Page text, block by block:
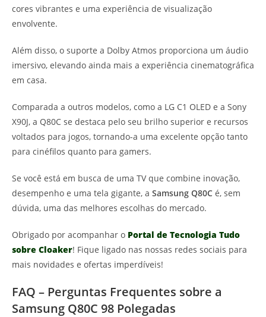
cores vibrantes e uma experiência de visualização
envolvente.
Além disso, o suporte a Dolby Atmos proporciona um áudio
imersivo, elevando ainda mais a experiência cinematográfica
em casa.
Comparada a outros modelos, como a LG C1 OLED e a Sony
X90J, a Q80C se destaca pelo seu brilho superior e recursos
voltados para jogos, tornando-a uma excelente opção tanto
para cinéfilos quanto para gamers.
Se você está em busca de uma TV que combine inovação,
desempenho e uma tela gigante, a Samsung Q80C é, sem
dúvida, uma das melhores escolhas do mercado.
Obrigado por acompanhar o Portal de Tecnologia Tudo
sobre Cloaker! Fique ligado nas nossas redes sociais para
mais novidades e ofertas imperdíveis!
FAQ – Perguntas Frequentes sobre a
Samsung Q80C 98 Polegadas